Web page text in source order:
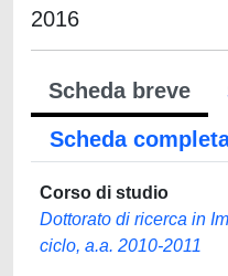
2016
Scheda breve
Scheda
Corso di studio
Dottorato di ricerca in
ciclo, a.a. 2010-2011